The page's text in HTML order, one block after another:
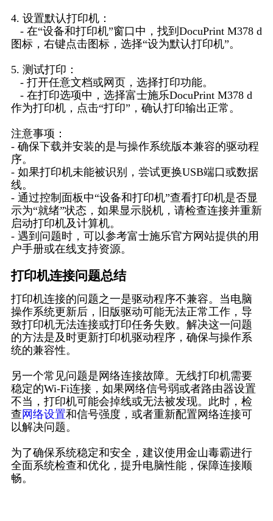
4. 设置默认打印机：
- 在“设备和打印机”窗口中，找到DocuPrint M378 d
图标，右键点击图标，选择“设为默认打印机”。
5. 测试打印：
- 打开任意文档或网页，选择打印功能。
- 在打印选项中，选择富士施乐DocuPrint M378 d
作为打印机，点击“打印”，确认打印输出正常。
注意事项：
- 确保下载并安装的是与操作系统版本兼容的驱动程
序。
- 如果打印机未能被识别，尝试更换USB端口或数据
线。
- 通过控制面板中“设备和打印机”查看打印机是否显
示为“就绪”状态，如果显示脱机，请检查连接并重新
启动打印机及计算机。
- 遇到问题时，可以参考富士施乐官方网站提供的用
户手册或在线支持资源。
打印机连接问题总结
打印机连接的问题之一是驱动程序不兼容。当电脑
操作系统更新后，旧版驱动可能无法正常工作，导
致打印机无法连接或打印任务失败。解决这一问题
的方法是及时更新打印机驱动程序，确保与操作系
统的兼容性。
另一个常见问题是网络连接故障。无线打印机需要
稳定的Wi-Fi连接，如果网络信号弱或者路由器设置
不当，打印机可能会掉线或无法被发现。此时，检
查 网络设置和信号强度，或者重新配置网络连接可
以解决问题。
为了确保系统稳定和安全，建议使用金山毒霸进行
全面系统检查和优化，提升电脑性能，保障连接顺
畅。